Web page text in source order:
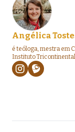
Angélica
é teóloga, mestra em
Instituto